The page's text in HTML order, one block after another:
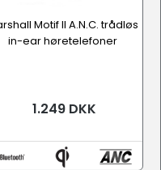
Motif II A.N.C. trådløs
in-ear høretelefoner
1.249 DKK